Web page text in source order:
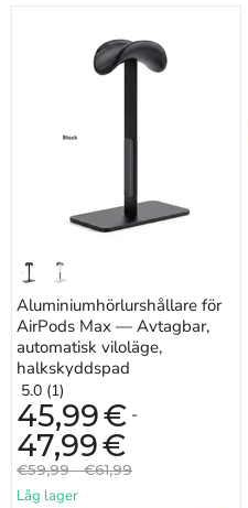
automatisk
Aluminiumhörlurshållare för
AirPods Max — Avtagbar,
automatisk viloläge,
halkskyddspad
5.0 (1)
45,99€ -
47,99€
Originalpris
€59,99 -Originalpris
€61,99
Låg lager